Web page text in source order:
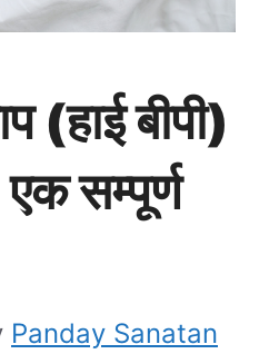
(हाई बीपी)
सम्पूर्ण
Panday Sanatan